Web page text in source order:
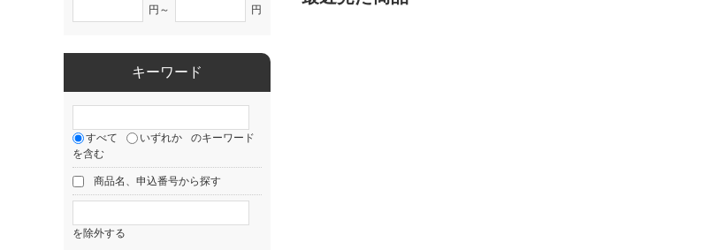
円～ 円
キーワード
すべて いずれか
のキーワード
を含む
商品名、申込番号から探す
を除外する